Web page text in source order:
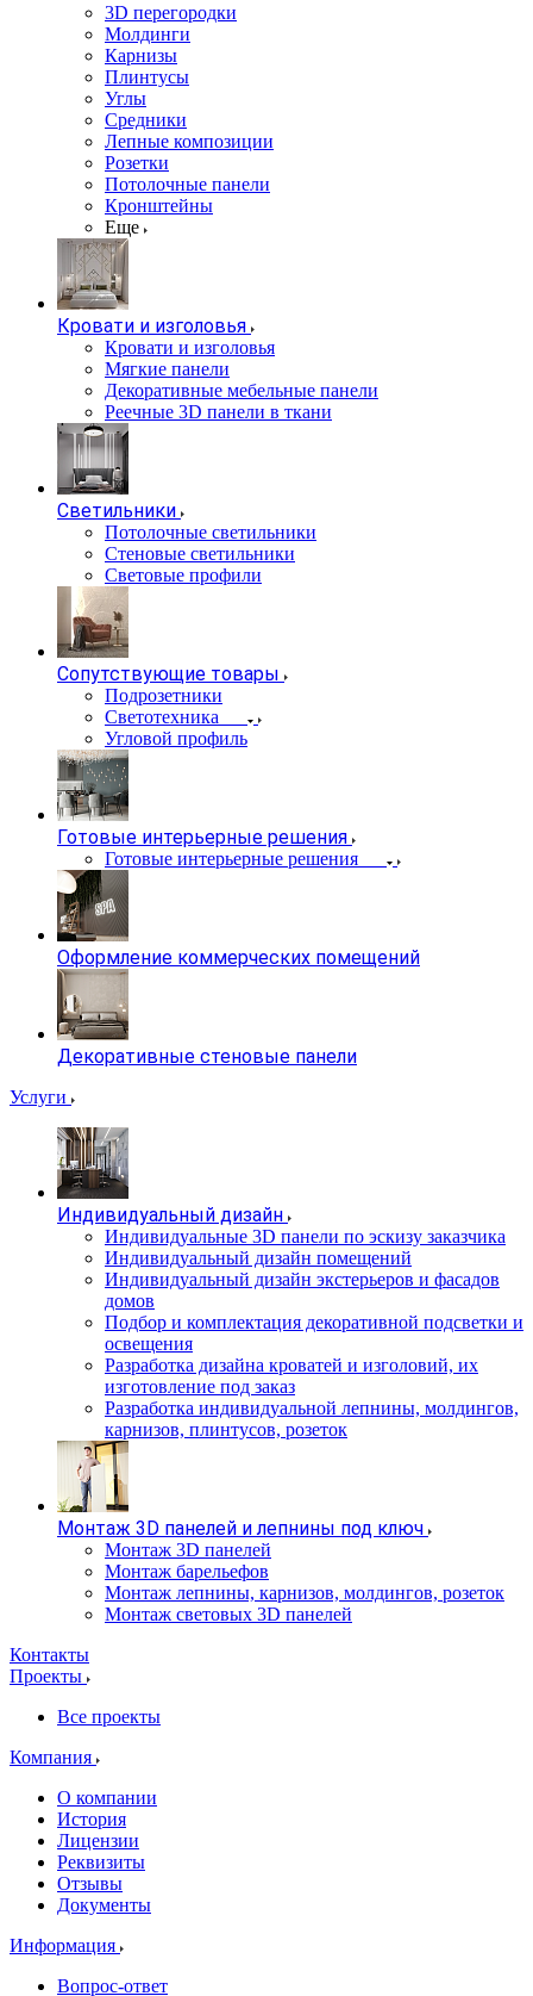
3D перегородки
Молдинги
Карнизы
Плинтусы
Углы
Средники
Лепные композиции
Розетки
Потолочные панели
Кронштейны
Еще
Кровати и изголовья
Кровати и изголовья
Мягкие панели
Декоративные мебельные панели
Реечные 3D панели в ткани
Светильники
Потолочные светильники
Стеновые светильники
Световые профили
Сопутствующие товары
Подрозетники
Светотехника
Угловой профиль
Готовые интерьерные решения
Готовые интерьерные решения
Оформление коммерческих помещений
Декоративные стеновые панели
Услуги
Индивидуальный дизайн
Индивидуальные 3D панели по эскизу заказчика
Индивидуальный дизайн помещений
Индивидуальный дизайн экстерьеров и фасадов
домов
Подбор и комплектация декоративной подсветки и
освещения
Разработка дизайна кроватей и изголовий, их
изготовление под заказ
Разработка индивидуальной лепнины, молдингов,
карнизов, плинтусов, розеток
Монтаж 3D панелей и лепнины под ключ
Монтаж 3D панелей
Монтаж барельефов
Монтаж лепнины, карнизов, молдингов, розеток
Монтаж световых 3D панелей
Контакты
Проекты
Все проекты
Компания
О компании
История
Лицензии
Реквизиты
Отзывы
Документы
Информация
Вопрос-ответ